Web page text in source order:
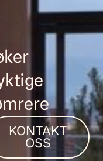
KONTAKT
OSS